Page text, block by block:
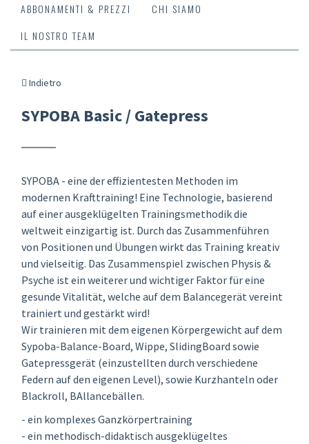
ABBONAMENTI & PREZZI
CHI SIAMO
IL NOSTRO TEAM
Indietro
SYPOBA Basic / Gatepress
SYPOBA - eine der effizientesten Methoden im
modernen Krafttraining! Eine Technologie, basierend
auf einer ausgeklügelten Trainingsmethodik die
weltweit einzigartig ist. Durch das Zusammenführen
von Positionen und Übungen wirkt das Training kreativ
und vielseitig. Das Zusammenspiel zwischen Physis &
Psyche ist ein weiterer und wichtiger Faktor für eine
gesunde Vitalität, welche auf dem Balancegerät vereint
trainiert und gestärkt wird!
Wir trainieren mit dem eigenen Körpergewicht auf dem
Sypoba-Balance-Board, Wippe, SlidingBoard sowie
Gatepressgerät (einzustellten durch verschiedene
Federn auf den eigenen Level), sowie Kurzhanteln oder
Blackroll, BAllancebällen.
- ein komplexes Ganzkörpertraining
- ein methodisch-didaktisch ausgeklügeltes